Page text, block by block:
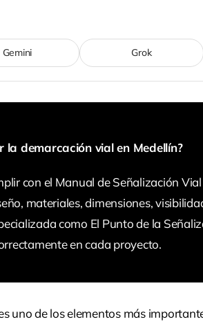
Gemini Grok
la demarcación vial en Medellín?
con el Manual de Señalización
materiales, dimensiones,
como El Punto de la
en cada proyecto.
uno de los elementos más